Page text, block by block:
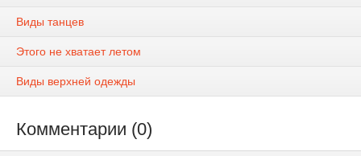
Виды танцев
Этого не хватает летом
Виды верхней одежды
Комментарии (0)